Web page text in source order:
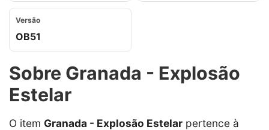
Versão
OB51
Sobre Granada - Explosão
Estelar
O item Granada - Explosão Estelar pertence à